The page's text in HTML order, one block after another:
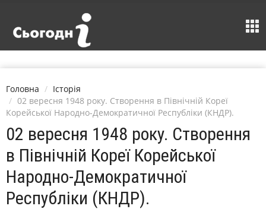
Головна
Історія
02 вересня 1948 року. Створення в Північній Кореї
Корейської Народно-Демократичної Республіки (КНДР).
02 вересня 1948 року. Створення
в Північній Кореї Корейської
Народно-Демократичної
Республіки (КНДР).